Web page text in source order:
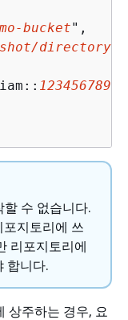
bucket",
directory
할 수 없습니다.
지토리에 쓰
리포지토리에
합니다.
상주하는 경우, 요